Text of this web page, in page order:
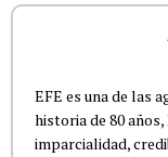
EFE es una de las
historia de 80
imparcialidad,